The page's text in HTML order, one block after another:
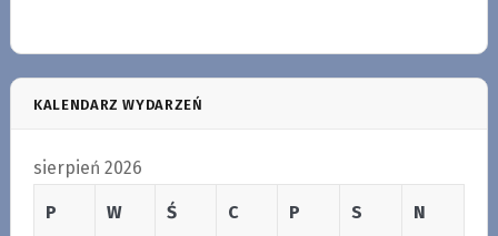
KALENDARZ WYDARZEŃ
sierpień 2026
P W Ś C P S N